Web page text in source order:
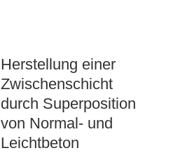
Herstellung einer
Zwischenschicht
durch Superposition
von Normal- und
Leichtbeton